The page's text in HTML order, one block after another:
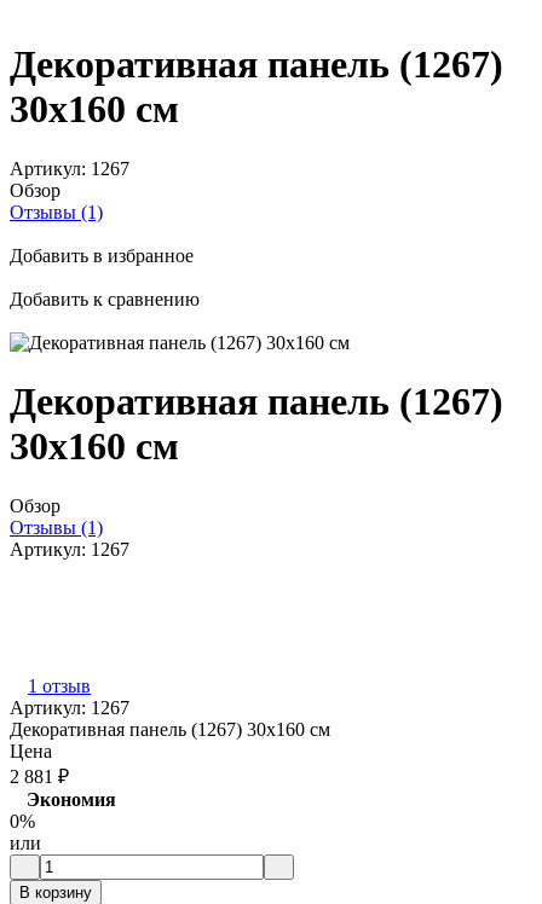
Декоративная панель (1267)
30x160 см
Артикул: 1267
Обзор
Отзывы (1)
Добавить в избранное
Добавить к сравнению
Декоративная панель (1267)
30x160 см
Обзор
Отзывы (1)
Артикул: 1267
1 отзыв
Артикул: 1267
Декоративная панель (1267) 30x160 см
Цена
2 881 ₽
Экономия
0%
или
В корзину